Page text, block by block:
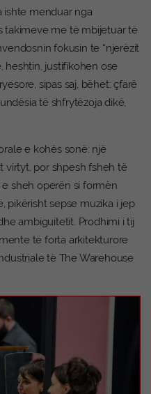
ishte menduar nga
takimeve me të mbijetuar të
fokusin te “njerëzit
heshtin, justifikohen ose
sipas saj, bëhet: çfarë
të shfrytëzoja dikë,
e kohës sonë: një
virtyt, por shpesh fsheh të
sheh operën si formën
pikërisht sepse muzika i jep
ambiguitetit. Prodhimi i tij
të forta arkitekturore
të The Warehouse